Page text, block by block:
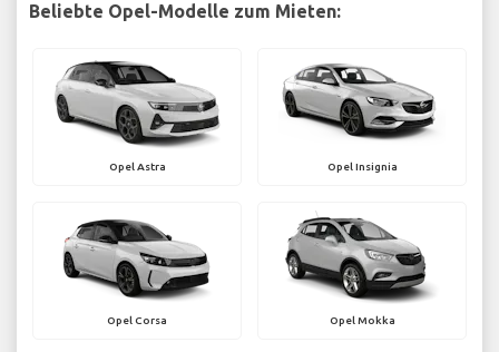
Beliebte Opel-Modelle zum Mieten:
Opel Astra Opel Insignia
Opel Corsa Opel Mokka